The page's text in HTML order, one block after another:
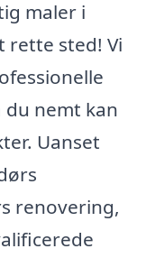
maler i
rette sted! Vi
du nemt kan
Uanset
renovering,